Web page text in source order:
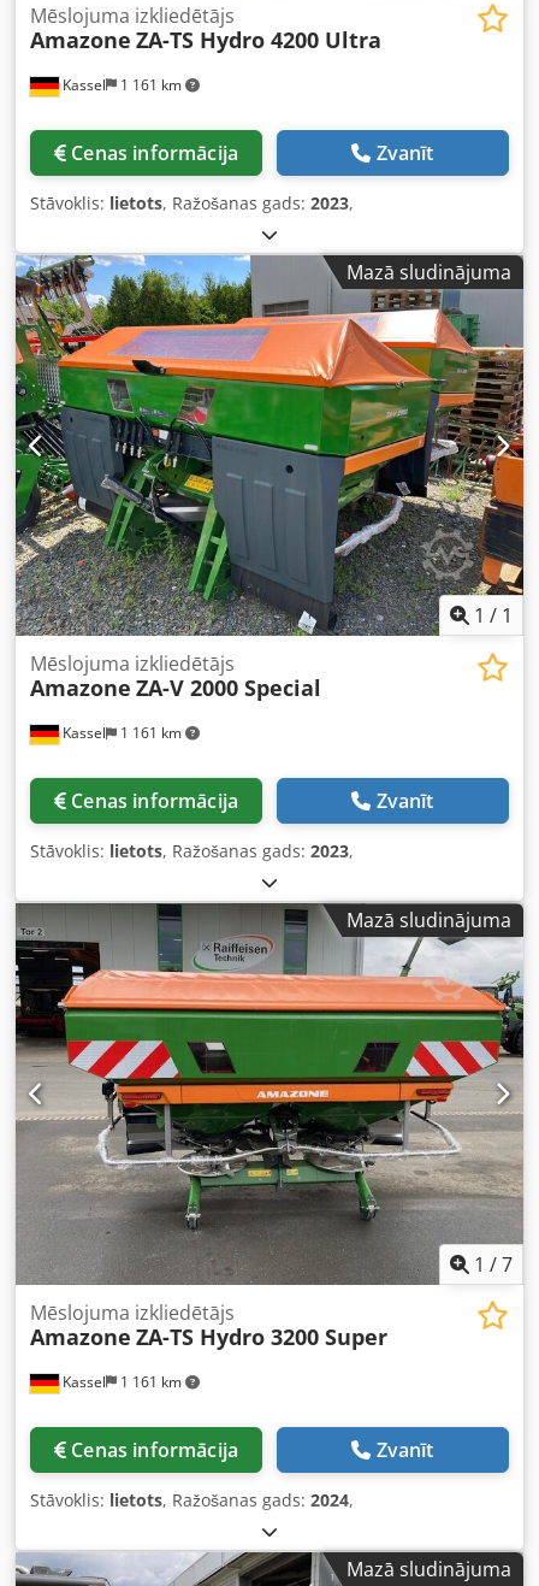
Kassel 1 161 km
Mēslojuma izkliedētājs
Amazone ZA-TS Hydro 4200 Ultra
Cenas informācija Zvanīt
Stāvoklis: lietots, Ražošanas gads: 2023,
Mazā sludinājuma
1 / 1
Kassel 1 161 km
Mēslojuma izkliedētājs
Amazone ZA-V 2000 Special
Cenas informācija Zvanīt
Stāvoklis: lietots, Ražošanas gads: 2023,
Mazā sludinājuma
1 /7
Kassel 1 161 km
Mēslojuma izkliedētājs
Amazone ZA-TS Hydro 3200 Super
Cenas informācija Zvanīt
Stāvoklis: lietots, Ražošanas gads: 2024,
Mazā sludinājuma